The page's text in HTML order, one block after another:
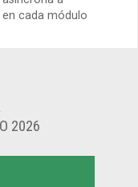
cada módulo
2026